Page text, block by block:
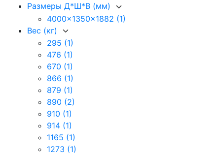
Размеры Д*Ш*В (мм)
4000x1350x1882 (1)
Вес (кг)
295 (1)
476 (1)
670 (1)
866 (1)
879 (1)
890 (2)
910 (1)
914 (1)
1165 (1)
1273 (1)